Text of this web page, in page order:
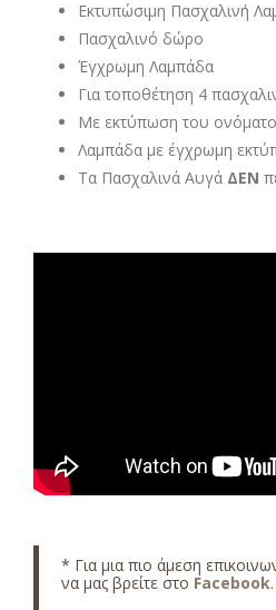
Εκτυπώσιμη Πασχαλινή
Πασχαλινό δώρο
Έγχρωμη Λαμπάδα
Για τοποθέτηση 4
Με εκτύπωση του
Λαμπάδα με έγχρωμη
Τα Πασχαλινά Αυγά ΔΕΝ
* Για μια πιο άμεση
να μας βρείτε στο Facebook.